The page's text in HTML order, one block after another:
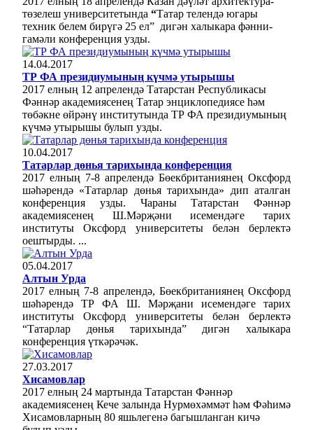
төзелеш университетында “Татар телендә югары
техник белем бирүгә 25 ел” дигән халыкара фәнни-
гамәли конференция узды.
14.04.2017
ТР ФА президиумының күчмә утырышы
2017 елның 12 апрелендә Татарстан Республикасы
Фәннәр академиясенең Татар энциклопедиясе һәм
төбәкне өйрәнү институтында ТР ФА президиумының
күчмә утырышы булып узды.
10.04.2017
Татарлар дөнья тарихында конференция
2017 елның 7-8 апрелендә Бөекбританиянең Оксфорд
шәһәрендә «Татарлар дөнья тарихында» дип аталган
конференция узды. Чараны Татарстан Фәннәр
академиясенең Ш.Мәрҗәни исемендәге тарих
институты Оксфорд университеты белән берлектә
оештырды. ...
05.04.2017
Алтын Урда
2017 елның 7-8 апрелендә, Бөекбританиянең Оксфорд
шәһәрендә ТР ФА Ш. Мәрҗани исемендәге тарих
институты Оксфорд университеты белән берлектә
“Татарлар дөнья тарихында” дигән халыкара
конференция үткәрәчәк.
27.03.2017
Хисамовлар
2017 елның 24 мартында Татарстан Фәннәр
академиясенең Кече залында Нурмөхәммәт һәм Фәһимә
Хисамовларның 80 яшьлегенә багышланган кичә